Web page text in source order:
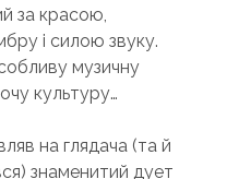
за красою,
і силою звуку.
музичну
культуру…
на глядача (та й
знаменитий дует